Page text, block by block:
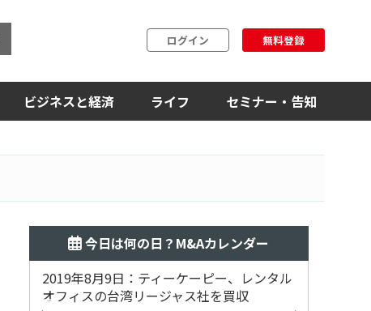
ログイン 無料登録
ビジネスと経済 ライフ セミナー・告知
今日は何の日？M&Aカレンダー
2019年8月9日：ティーケーピー、レンタル
オフィスの台湾リージャス社を買収